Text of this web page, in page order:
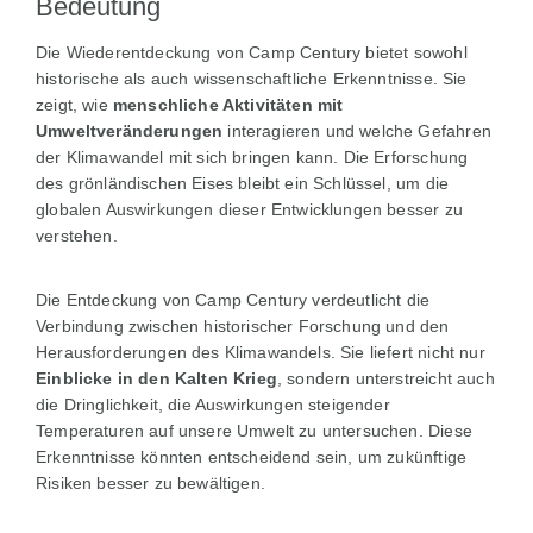
Bedeutung
Die Wiederentdeckung von Camp Century bietet sowohl
historische als auch wissenschaftliche Erkenntnisse. Sie
zeigt, wie menschliche Aktivitäten mit
Umweltveränderungen interagieren und welche Gefahren
der Klimawandel mit sich bringen kann. Die Erforschung
des grönländischen Eises bleibt ein Schlüssel, um die
globalen Auswirkungen dieser Entwicklungen besser zu
verstehen.
Die Entdeckung von Camp Century verdeutlicht die
Verbindung zwischen historischer Forschung und den
Herausforderungen des Klimawandels. Sie liefert nicht nur
Einblicke in den Kalten Krieg , sondern unterstreicht auch
die Dringlichkeit, die Auswirkungen steigender
Temperaturen auf unsere Umwelt zu untersuchen. Diese
Erkenntnisse könnten entscheidend sein, um zukünftige
Risiken besser zu bewältigen.